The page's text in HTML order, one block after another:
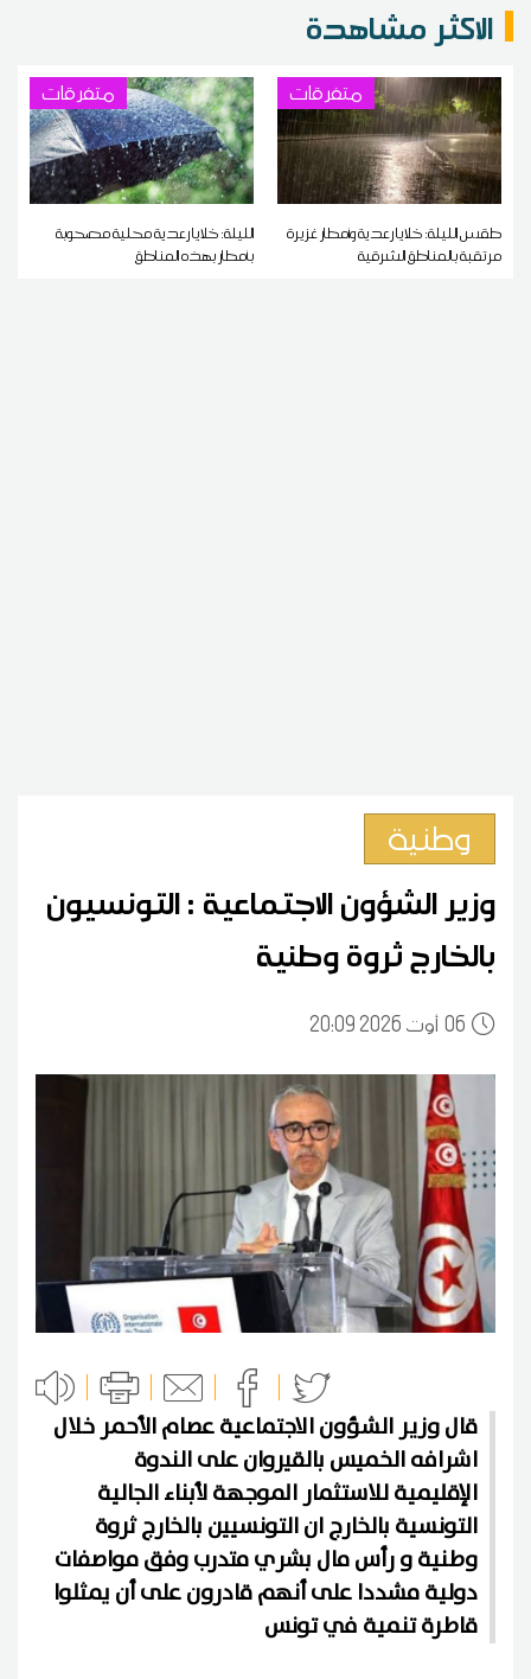
الاكثر مشاهدة
متفرقات
طقس الليلة: خلايا رعدية وأمطار غزيرة
مرتقبة بالمناطق الشرقية
متفرقات
الليلة: خلايا رعدية محلية مصحوبة
بأمطار بهذه المناطق
وطنية
وزير الشؤون الاجتماعية : التونسيون
بالخارج ثروة وطنية
0620:09 2026 أوت
قال وزير الشؤون الاجتماعية عصام الأحمر خلال
اشرافه الخميس بالقيروان على الندوة
الإقليمية للاستثمار الموجهة لأبناء الجالية
التونسية بالخارج ان التونسيين بالخارج ثروة
وطنية و رأس مال بشري متدرب وفق مواصفات
دولية مشددا على أنهم قادرون على أن يمثلوا
قاطرة تنمية في تونس